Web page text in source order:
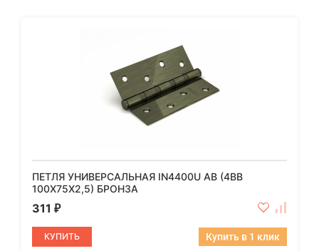
ПЕТЛЯ УНИВЕРСАЛЬНАЯ IN4400U AB (4BB
100X75X2,5) БРОНЗА
311 ₽
КУПИТЬ Купить в 1 клик